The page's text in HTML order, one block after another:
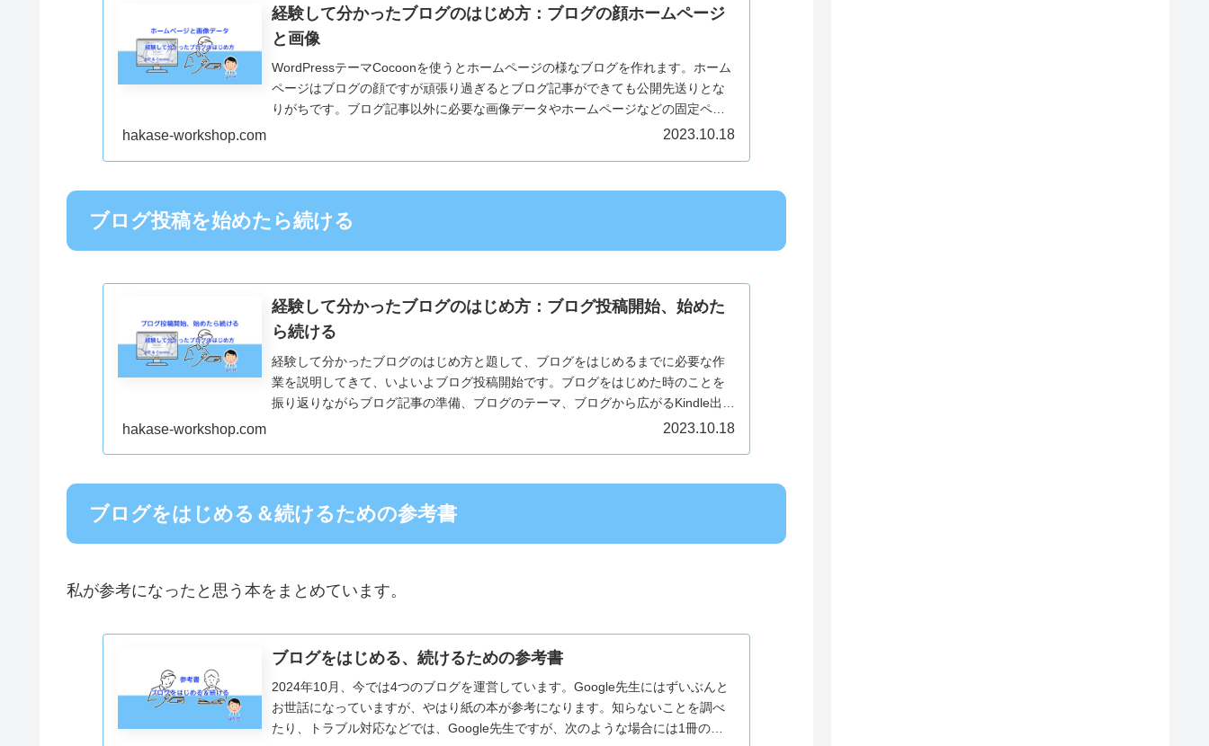
経験して分かったブログのはじめ方：ブログの顔ホームページ
と画像
WordPressテーマCocoonを使うとホームページの様なブログを作れます。ホーム
ページはブログの顔ですが頑張り過ぎるとブログ記事ができても公開先送りとな
りがちです。ブログ記事以外に必要な画像データやホームページなどの固定ペー
hakase-workshop.com 2023.10.18
ブログ投稿を始めたら続ける
経験して分かったブログのはじめ方：ブログ投稿開始、始めた
ら続ける
経験して分かったブログのはじめ方と題して、ブログをはじめるまでに必要な作
業を説明してきて、いよいよブログ投稿開始です。ブログをはじめた時のことを
振り返りながらブログ記事の準備、ブログのテーマ、ブログから広がるKindle出版
hakase-workshop.com 2023.10.18
ブログをはじめる＆続けるための参考書
私が参考になったと思う本をまとめています。
ブログをはじめる、続けるための参考書
2024年10月、今では4つのブログを運営しています。Google先生にはずいぶんと
お世話になっていますが、やはり紙の本が参考になります。知らないことを調べ
たり、トラブル対応などでは、Google先生ですが、次のような場合には1冊の本